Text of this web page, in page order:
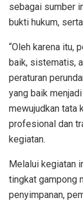
sebagai sumber
bukti hukum,
“Oleh karena itu,
baik, sistematis,
peraturan
yang baik
mewujudkan tata
profesional dan
kegiatan.
Melalui kegiatan
tingkat gampong
penyimpanan,